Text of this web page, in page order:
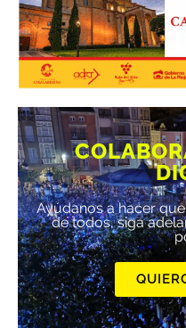
Ayúdanos a hacer
de todos, siga